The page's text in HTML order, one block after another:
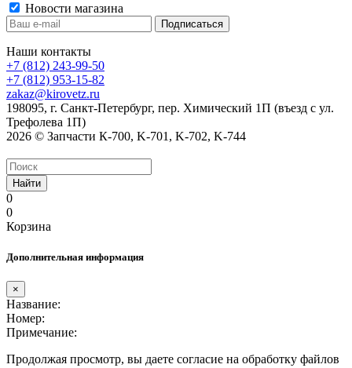
Новости магазина
Наши контакты
+7 (812) 243-99-50
+7 (812) 953-15-82
zakaz@kirovetz.ru
198095, г. Санкт-Петербург, пер. Химический 1П (въезд с ул.
Трефолева 1П)
2026 © Запчасти К-700, K-701, K-702, K-744
Найти
0
0
Корзина
Дополнительная информация
×
Название:
Номер:
Примечание:
Продолжая просмотр, вы даете согласие на обработку файлов